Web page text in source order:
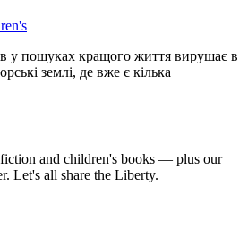
у пошуках кращого життя вирушає в
землі, де вже є кілька
and children's books — plus our
Let's all share the Liberty.